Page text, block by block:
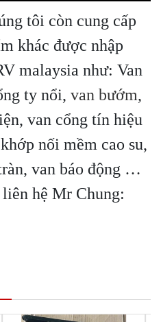
tôi còn cung cấp
khác được nhập
malaysia như: Van
ty nổi, van bướm,
van cổng tín hiệu
nối mềm cao su,
van báo động …
hệ Mr Chung: